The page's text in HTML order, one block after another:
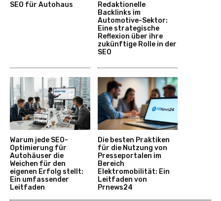
SEO für Autohaus
Redaktionelle
Backlinks im
Automotive-Sektor:
Eine strategische
Reflexion über ihre
zukünftige Rolle in der
SEO
Warum jede SEO-
Optimierung für
Autohäuser die
Weichen für den
eigenen Erfolg stellt:
Ein umfassender
Leitfaden
Die besten Praktiken
für die Nutzung von
Presseportalen im
Bereich
Elektromobilität: Ein
Leitfaden von
Prnews24